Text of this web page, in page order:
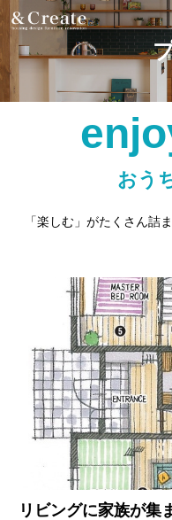
おう
「楽しむ」がたくさん詰
リビングに家族が集